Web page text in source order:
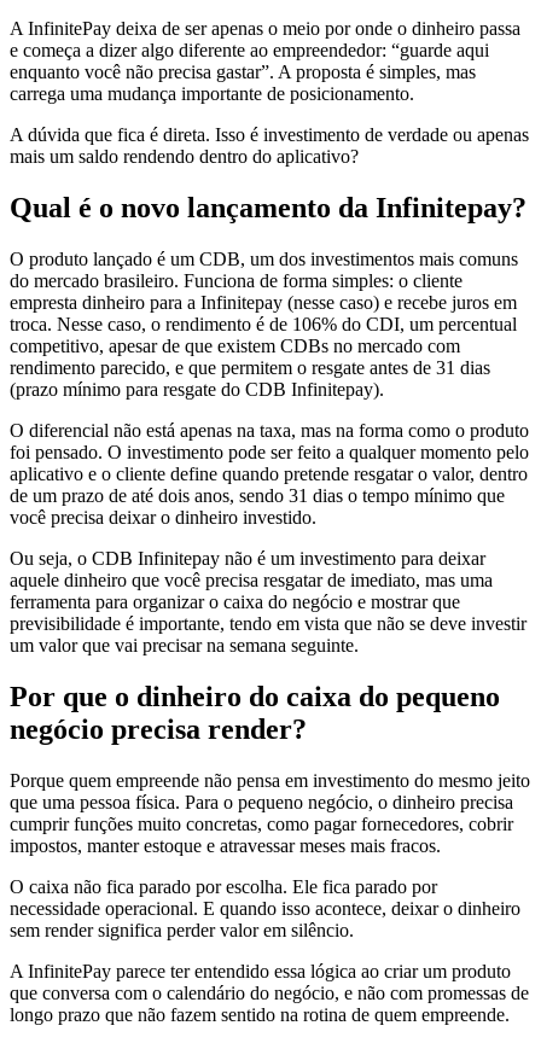
A InfinitePay deixa de ser apenas o meio por onde o dinheiro passa
e começa a dizer algo diferente ao empreendedor: “guarde aqui
enquanto você não precisa gastar”. A proposta é simples, mas
carrega uma mudança importante de posicionamento.
A dúvida que fica é direta. Isso é investimento de verdade ou apenas
mais um saldo rendendo dentro do aplicativo?
Qual é o novo lançamento da Infinitepay?
O produto lançado é um CDB, um dos investimentos mais comuns
do mercado brasileiro. Funciona de forma simples: o cliente
empresta dinheiro para a Infinitepay (nesse caso) e recebe juros em
troca. Nesse caso, o rendimento é de 106% do CDI, um percentual
competitivo, apesar de que existem CDBs no mercado com
rendimento parecido, e que permitem o resgate antes de 31 dias
(prazo mínimo para resgate do CDB Infinitepay).
O diferencial não está apenas na taxa, mas na forma como o produto
foi pensado. O investimento pode ser feito a qualquer momento pelo
aplicativo e o cliente define quando pretende resgatar o valor, dentro
de um prazo de até dois anos, sendo 31 dias o tempo mínimo que
você precisa deixar o dinheiro investido.
Ou seja, o CDB Infinitepay não é um investimento para deixar
aquele dinheiro que você precisa resgatar de imediato, mas uma
ferramenta para organizar o caixa do negócio e mostrar que
previsibilidade é importante, tendo em vista que não se deve investir
um valor que vai precisar na semana seguinte.
Por que o dinheiro do caixa do pequeno
negócio precisa render?
Porque quem empreende não pensa em investimento do mesmo jeito
que uma pessoa física. Para o pequeno negócio, o dinheiro precisa
cumprir funções muito concretas, como pagar fornecedores, cobrir
impostos, manter estoque e atravessar meses mais fracos.
O caixa não fica parado por escolha. Ele fica parado por
necessidade operacional. E quando isso acontece, deixar o dinheiro
sem render significa perder valor em silêncio.
A InfinitePay parece ter entendido essa lógica ao criar um produto
que conversa com o calendário do negócio, e não com promessas de
longo prazo que não fazem sentido na rotina de quem empreende.